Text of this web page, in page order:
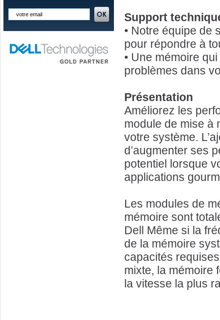
Support
• Notre équipe de
pour répondre à
• Une mémoire
problèmes dans
Présentation
Améliorez les
module de mise à
votre système.
d’augmenter ses
potentiel lorsque
applications
Les modules de
mémoire sont
Dell Même si la
de la mémoire
capacités
mixte, la mémoire
la vitesse la plus